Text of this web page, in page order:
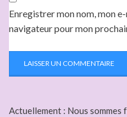
Enregistrer mon nom, mon
navigateur pour mon
Actuellement : Nous sommes